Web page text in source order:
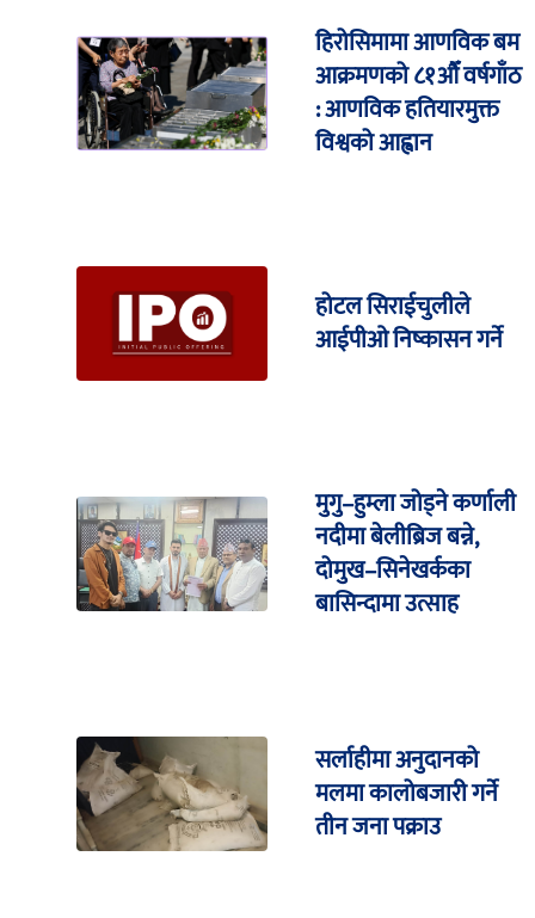
हिरोसिमामा आणविक बम
आक्रमणको ८१औँ वर्षगाँठ
: आणविक हतियारमुक्त
विश्वको आह्वान
होटल सिराईचुलीले
आईपीओ निष्कासन गर्ने
मुगु–हुम्ला जोड्ने कर्णाली
नदीमा बेलीब्रिज बन्ने,
दोमुख–सिनेखर्कका
बासिन्दामा उत्साह
सर्लाहीमा अनुदानको
मलमा कालोबजारी गर्ने
तीन जना पक्राउ